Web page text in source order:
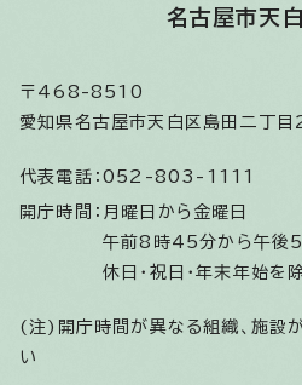
名古屋市天
〒468-8510
愛知県名古屋市天白区島田二丁
代表電話： 052-803-1111
開庁時間： 月曜日から金曜日
午前8時45分から午後
休日・祝日・年末年始を
(注)開庁時間が異なる組織、施設
い